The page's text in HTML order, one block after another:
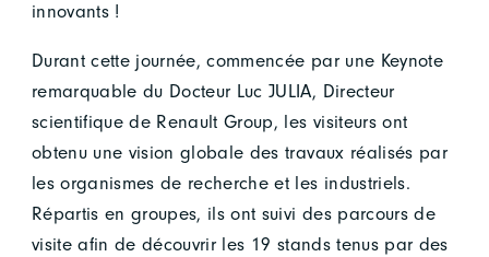
innovants !
Durant cette journée, commencée par une Keynote
remarquable du Docteur Luc JULIA, Directeur
scientifique de Renault Group, les visiteurs ont
obtenu une vision globale des travaux réalisés par
les organismes de recherche et les industriels.
Répartis en groupes, ils ont suivi des parcours de
visite afin de découvrir les 19 stands tenus par des